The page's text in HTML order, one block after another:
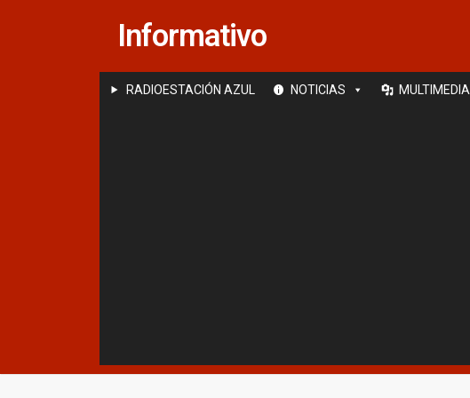
Informativo
RADIOESTACIÓN AZUL NOTICIAS MULTIMEDIA